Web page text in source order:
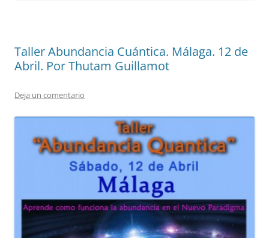
Taller Abundancia Cuántica. Málaga. 12 de
Abril. Por Thutam Guillamot
Deja un comentario